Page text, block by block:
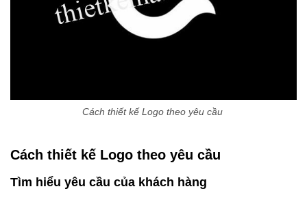
Cách thiết kế Logo theo yêu cầu
Cách thiết kế Logo theo yêu cầu
Tìm hiểu yêu cầu của khách hàng